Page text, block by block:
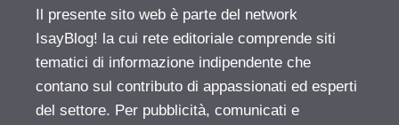
Il presente sito web è parte del network
IsayBlog! la cui rete editoriale comprende siti
tematici di informazione indipendente che
contano sul contributo di appassionati ed esperti
del settore. Per pubblicità, comunicati e